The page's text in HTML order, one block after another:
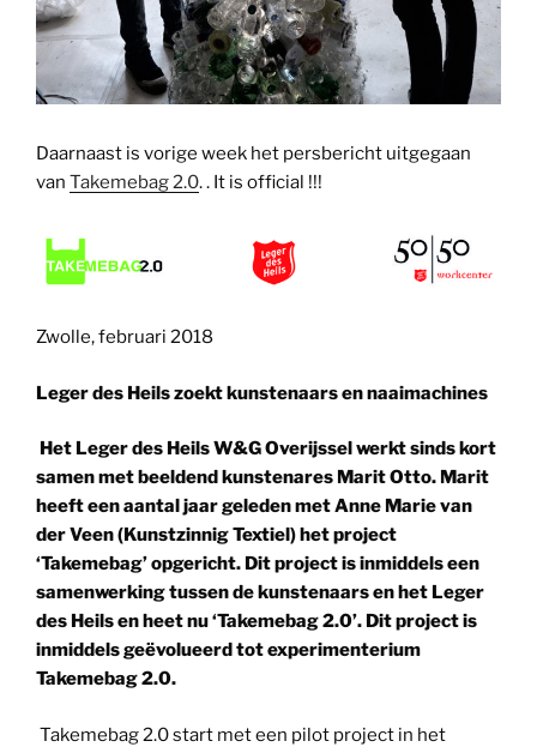
Daarnaast is vorige week het persbericht uitgegaan
van Takemebag 2.0. . It is official !!!
Zwolle, februari 2018
Leger des Heils zoekt kunstenaars en naaimachines
Het Leger des Heils W&G Overijssel werkt sinds kort
samen met beeldend kunstenares Marit Otto. Marit
heeft een aantal jaar geleden met Anne Marie van
der Veen (Kunstzinnig Textiel) het project
‘Takemebag’ opgericht. Dit project is inmiddels een
samenwerking tussen de kunstenaars en het Leger
des Heils en heet nu ‘Takemebag 2.0’. Dit project is
inmiddels geëvolueerd tot experimenterium
Takemebag 2.0.
Takemebag 2.0 start met een pilot project in het